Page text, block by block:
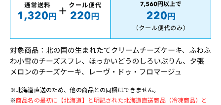
※北海道直送のため、他の商品との同梱はできません。
※商品名の最初に【北海道】と明記された北海道直送商品（冷凍商品）と